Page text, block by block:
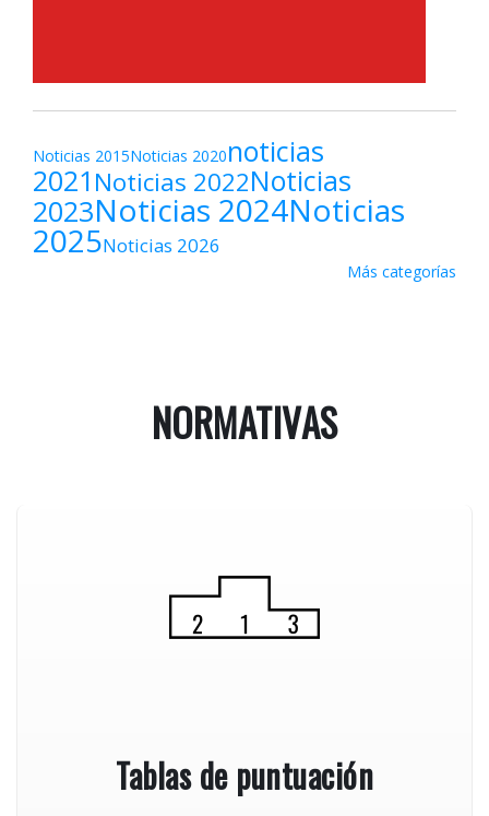
Noticias 2015Noticias 2020noticias
2021Noticias 2022Noticias
2023Noticias 2024Noticias
2025Noticias 2026
Más categorías
NORMATIVAS
Tablas de puntuación